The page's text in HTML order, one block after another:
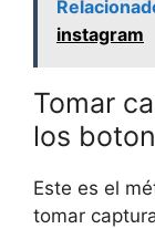
instagram
Tomar
los
Este es el
tomar